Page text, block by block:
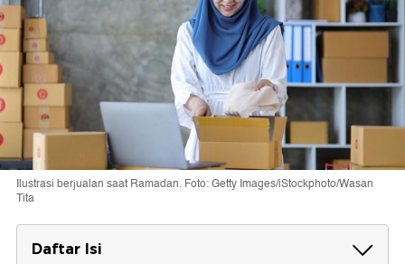
Ilustrasi berjualan saat Ramadan. Foto: Getty Images/iStockphoto/Wasan
Tita
Daftar Isi